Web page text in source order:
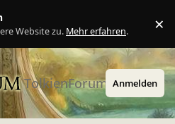
Website zu. Mehr erfahren. ×
TolkienForum Anmelden